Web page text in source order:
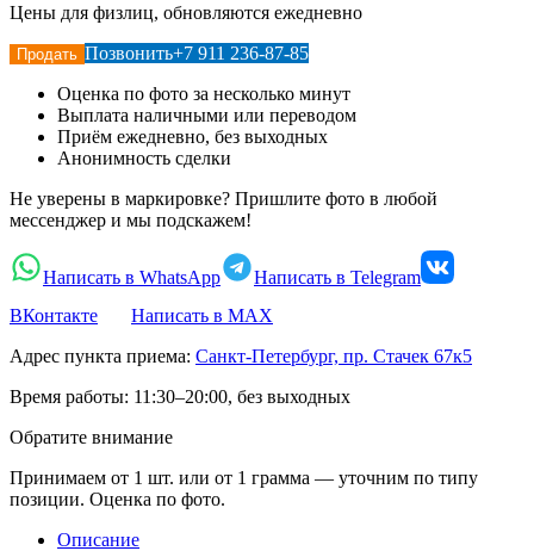
Цены для физлиц, обновляются ежедневно
Продать Позвонить+7 911 236-87-85
Оценка по фото за несколько минут
Выплата наличными или переводом
Приём ежедневно, без выходных
Анонимность сделки
Не уверены в маркировке? Пришлите фото в любой
мессенджер и мы подскажем!
Написать в WhatsApp
Написать в Telegram
ВКонтакте
Написать в MAX
Адрес пункта приема: Санкт-Петербург, пр. Стачек 67к5
Время работы: 11:30–20:00, без выходных
Обратите внимание
Принимаем от 1 шт. или от 1 грамма — уточним по типу
позиции. Оценка по фото.
Описание